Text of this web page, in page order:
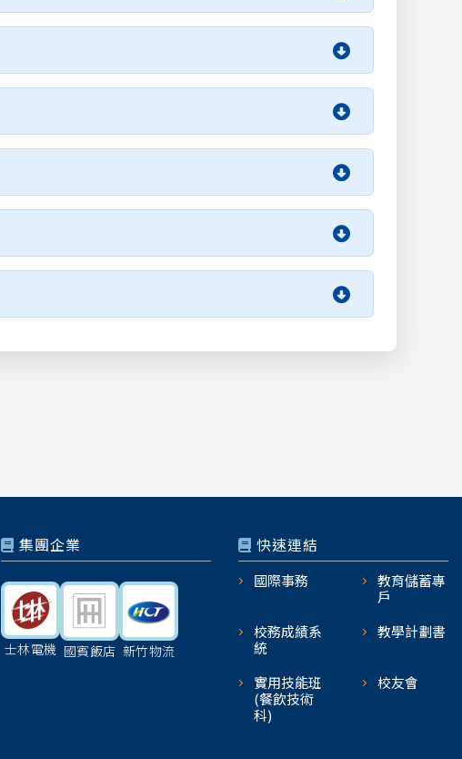
集團企業
士林電機 國賓飯店 新竹物流
快速連結
國際事務
教育儲蓄專
戶
校務成績系
統
教學計劃書
實用技能班
(餐飲技術
科)
校友會